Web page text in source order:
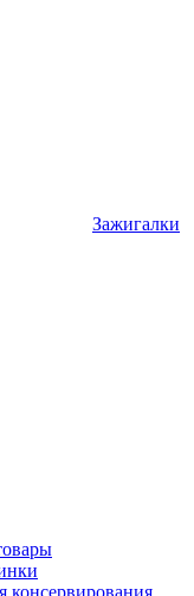
Зажигалки
консервирования